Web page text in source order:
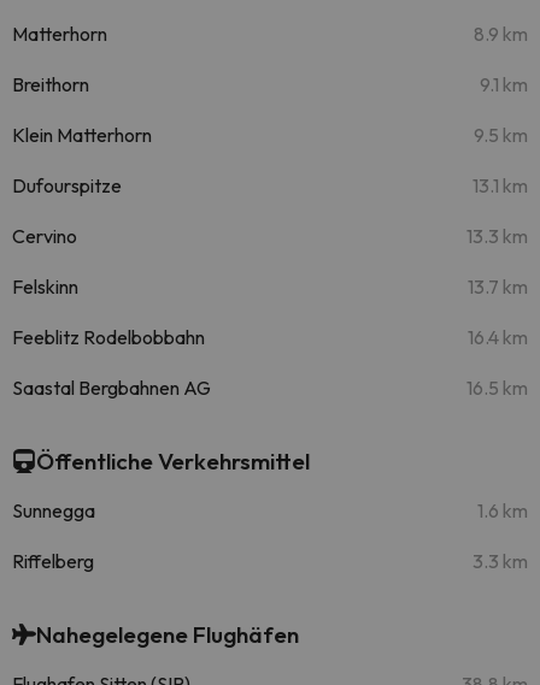
Matterhorn 8.9 km
Breithorn 9.1 km
Klein Matterhorn 9.5 km
Dufourspitze 13.1 km
Cervino 13.3 km
Felskinn 13.7 km
Feeblitz Rodelbobbahn 16.4 km
Saastal Bergbahnen AG 16.5 km
Öffentliche Verkehrsmittel
Sunnegga 1.6 km
Riffelberg 3.3 km
Nahegelegene Flughäfen